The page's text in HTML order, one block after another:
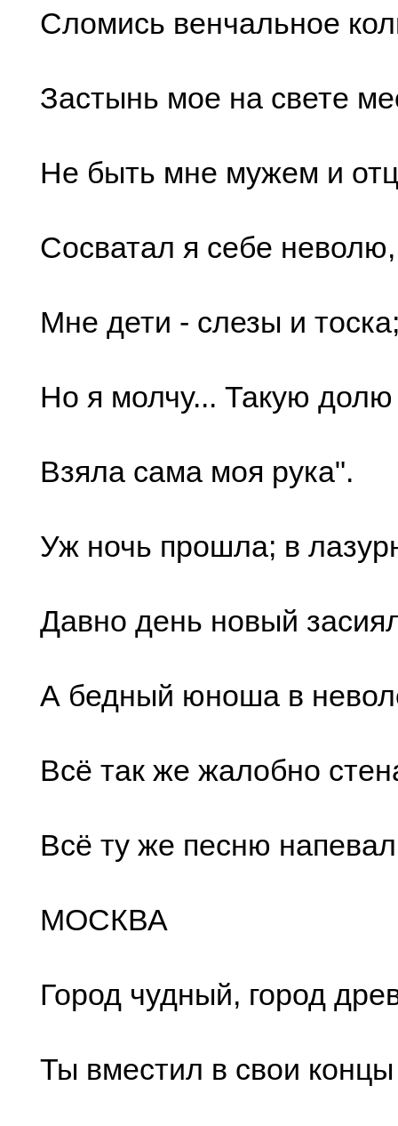
Сломись венчальное
Застынь мое на свете
Не быть мне мужем и
Сосватал я себе неволю,
Мне дети - слезы и
Но я молчу... Такую долю
Взяла сама моя рука".
Уж ночь прошла; в
Давно день новый
А бедный юноша в
Всё так же жалобно
Всё ту же песню
МОСКВА
Город чудный, город
Ты вместил в свои концы